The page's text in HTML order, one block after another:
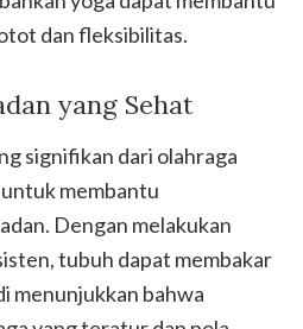
dan fleksibilitas.
yang Sehat
signifikan dari olahraga
membantu
Dengan melakukan
tubuh dapat membakar
menunjukkan bahwa